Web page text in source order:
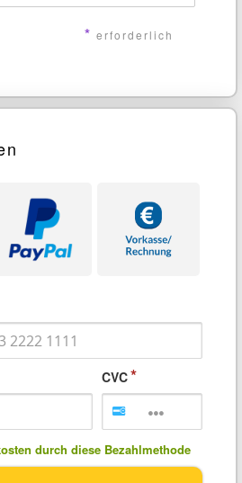
* erforderlich
CVC
durch diese Bezahlmethode